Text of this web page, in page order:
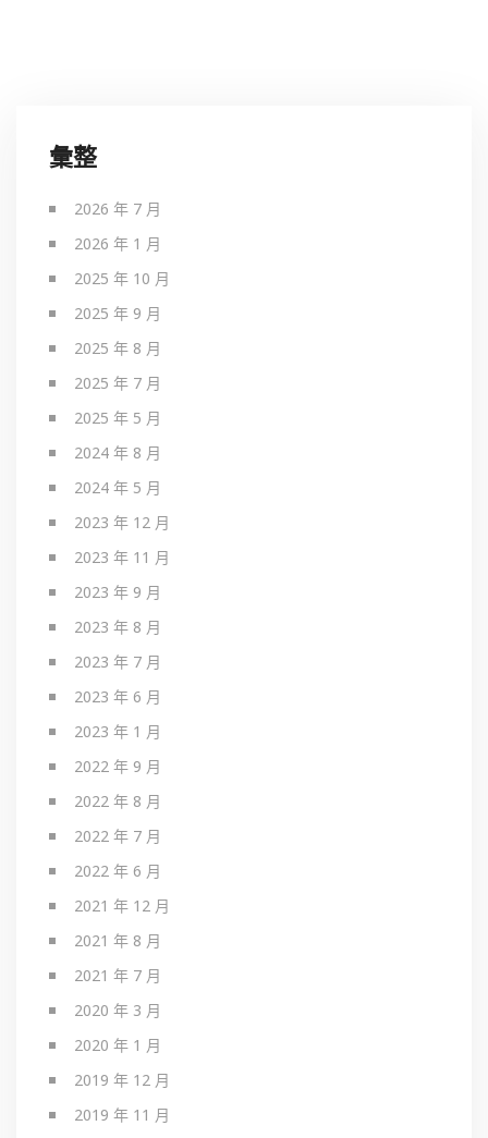
彙整
2026 年 7 月
2026 年 1 月
2025 年 10 月
2025 年 9 月
2025 年 8 月
2025 年 7 月
2025 年 5 月
2024 年 8 月
2024 年 5 月
2023 年 12 月
2023 年 11 月
2023 年 9 月
2023 年 8 月
2023 年 7 月
2023 年 6 月
2023 年 1 月
2022 年 9 月
2022 年 8 月
2022 年 7 月
2022 年 6 月
2021 年 12 月
2021 年 8 月
2021 年 7 月
2020 年 3 月
2020 年 1 月
2019 年 12 月
2019 年 11 月